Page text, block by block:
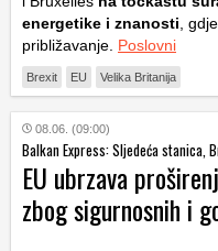
energetike i znanosti ,
približavanje. Poslovni
Brexit EU Velika Britanija
08.06. (09:00)
Balkan Express: Sljedeća stanica,
EU ubrzava
zbog sigurnosnih i